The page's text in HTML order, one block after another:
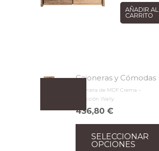
AÑADIR AL
CARRITO
Cajoneras y Cómodas
Cajonera de MDF Crema –
Colección Wally
436,80€
SELECCIONAR
OPCIONES
Este
producto
tiene
variantes.